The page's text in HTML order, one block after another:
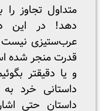
متداول تجاوز را
دهد! در این
عرب‌ستیزی نیست
قدرت منجر شده
و یا دقیقتر
داستانی خرد
داستان حتی